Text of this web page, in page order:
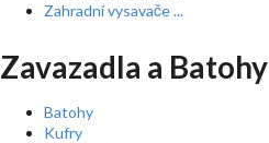
Zahradní vysavače ...
Zavazadla a Batohy
Batohy
Kufry